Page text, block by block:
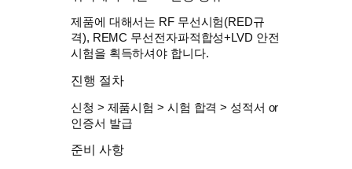
제품에 대해서는 RF 무선시험(RED규
격), REMC 무선전자파적합성+LVD 안전
시험을 획득하셔야 합니다.
진행 절차
신청 > 제품시험 > 시험 합격 > 성적서 or
인증서 발급
준비 사항